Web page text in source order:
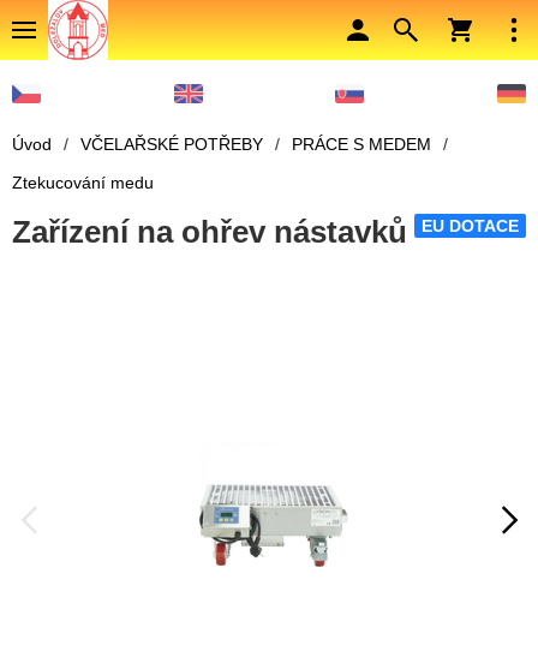
Úvod / VČELAŘSKÉ POTŘEBY / PRÁCE S MEDEM
/
Ztekucování medu
EU DOTACE
Zařízení na ohřev nástavků